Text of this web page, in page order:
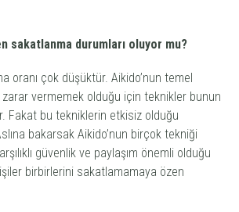
sakatlanma durumları oluyor mu?
oranı çok düşüktür. Aikido’nun temel
vermemek olduğu için teknikler bunun
Fakat bu tekniklerin etkisiz olduğu
bakarsak Aikido’nun birçok tekniği
güvenlik ve paylaşım önemli olduğu
birbirlerini sakatlamamaya özen